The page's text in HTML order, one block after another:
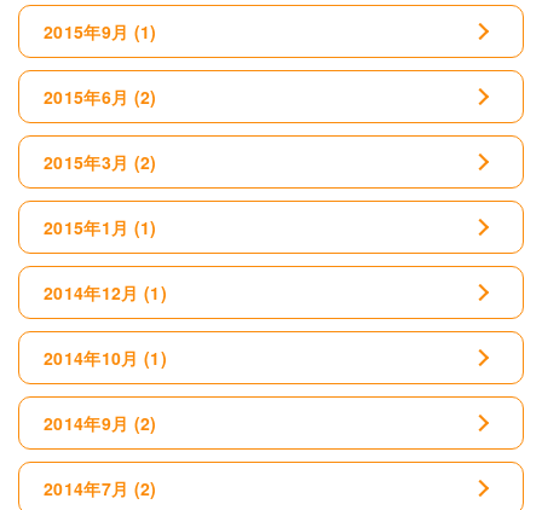
2015年9月 (1)
2015年6月 (2)
2015年3月 (2)
2015年1月 (1)
2014年12月 (1)
2014年10月 (1)
2014年9月 (2)
2014年7月 (2)